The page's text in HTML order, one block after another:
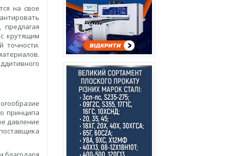
на свое
крутящим
точности.
принципа
давление